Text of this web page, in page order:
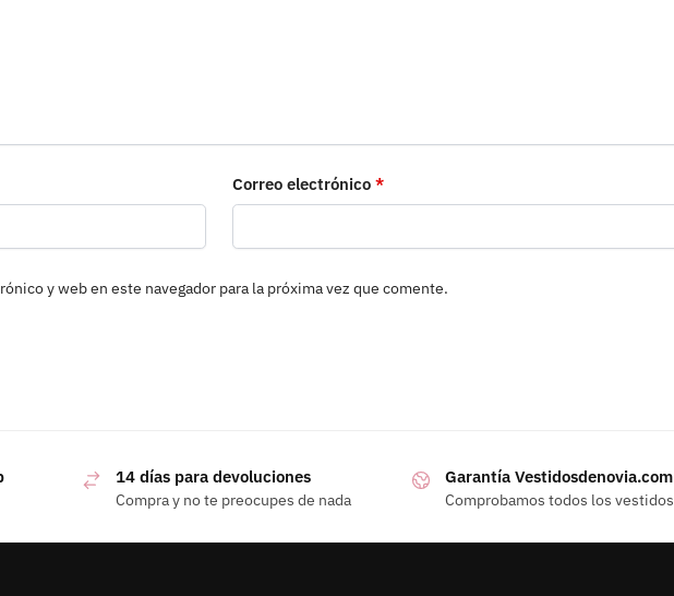
Correo electrónico *
y web en este navegador para la próxima vez que comente.
14 días para devoluciones
Compra y no te preocupes de nada
Garantía Vestidosdenovia.com
Comprobamos todos los vestidos